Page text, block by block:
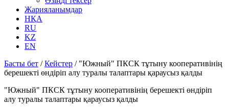
Жарияланымдар
НҚА
RU
KZ
EN
Басты бет /Кейстер / "Южный" ПКСК тұтыну кооперативінің
берешекті өндіріп алу туралы талаптары қараусыз қалды
"Южный" ПКСК тұтыну кооперативінің берешекті өндіріп
алу туралы талаптары қараусыз қалды